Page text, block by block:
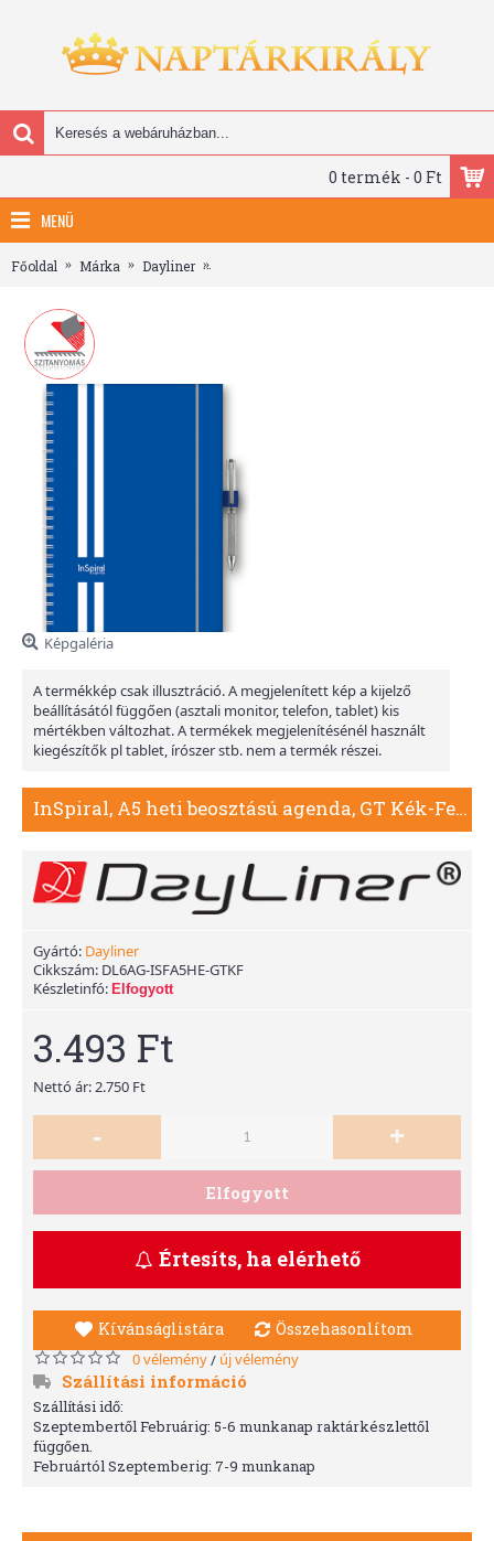
0 termék - 0 Ft
MENÜ
Főoldal Márka Dayliner
Képgaléria
A termékkép csak illusztráció. A megjelenített kép a kijelző
beállításától függően (asztali monitor, telefon, tablet) kis
mértékben változhat. A termékek megjelenítésénél használt
kiegészítők pl tablet, írószer stb. nem a termék részei.
InSpiral, A5 heti beosztású agenda, GT Kék-Fehér
Gyártó: Dayliner
Cikkszám: DL6AG-ISFA5HE-GTKF
Készletinfó: Elfogyott
3.493 Ft
Nettó ár: 2.750 Ft
- +
Elfogyott
Értesíts, ha elérhető
Kívánságlistára Összehasonlítom
0 vélemény/ új vélemény
Szállítási információ
Szállítási idő:
Szeptembertől Februárig: 5-6 munkanap raktárkészlettől
függően.
Februártól Szeptemberig: 7-9 munkanap